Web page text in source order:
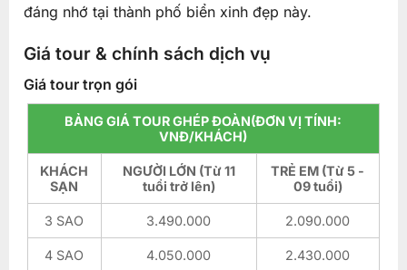
đáng nhớ tại thành phố biển xinh đẹp này.
Giá tour & chính sách dịch vụ
Giá tour trọn gói
BẢNG GIÁ TOUR GHÉP ĐOÀN(ĐƠN VỊ TÍNH:
VNĐ/KHÁCH)
KHÁCH
SẠN
NGƯỜI LỚN (Từ 11
tuổi trở lên)
TRẺ EM (Từ 5 -
09 tuổi)
3 SAO 3.490.000 2.090.000
4 SAO 4.050.000 2.430.000